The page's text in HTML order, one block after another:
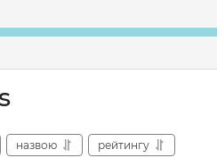
назвою рейтингу